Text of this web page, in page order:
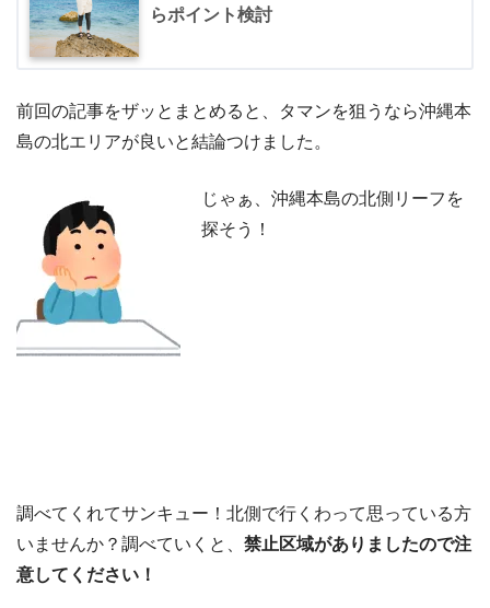
らポイント検討
前回の記事をザッとまとめると、タマンを狙うなら沖縄本
島の北エリアが良いと結論つけました。
じゃぁ、沖縄本島の北側リーフを
探そう！
調べてくれてサンキュー！北側で行くわって思っている方
いませんか？調べていくと、 禁止区域がありましたので注
意してください！